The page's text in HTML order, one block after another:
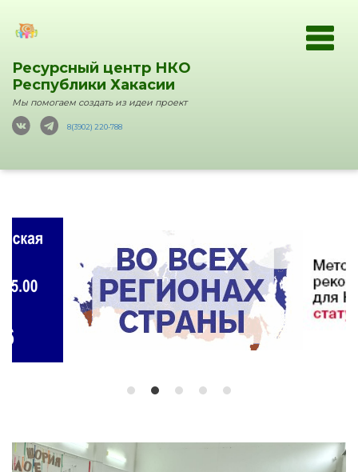
Ресурсный центр НКО
Республики Хакасии
Мы помогаем создать из идеи проект
8(3902) 220-788